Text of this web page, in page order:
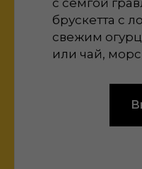
с семгой
брускетта с
свежим
или чай, морс